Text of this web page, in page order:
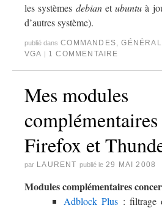
les systèmes debianetubuntu à
d’autres système).
publié dans COMMANDES ,
VGA | 1 COMMENTAIRE
Mes modules
Firefox et
par LAURENT publié le 29 MAI 2008
Modules complémentaires
Adblock Plus : filtrage